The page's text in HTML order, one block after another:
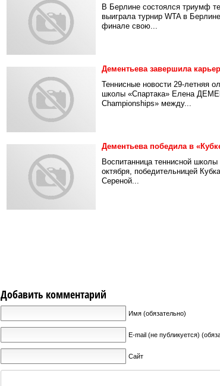
В Берлине состоялся триумф
выиграла турнир WTA в
финале свою...
Дементьева завершила
Теннисные новости 29-летняя
школы «Спартака» Елена
Championships» между...
Дементьева победила в
Воспитанница теннисной
октября, победительницей
Сереной...
Добавить комментарий
Имя (обязательно)
E-mail (не публикуется)
Сайт